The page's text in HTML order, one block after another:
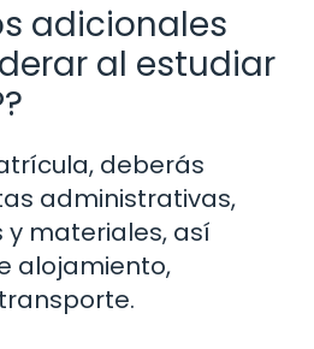
adicionales
al estudiar
deberás
administrativas,
y materiales, así
alojamiento,